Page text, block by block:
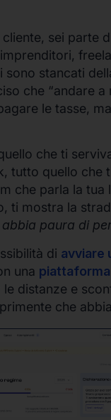
sei parte
sono stancati
che “andare a
le tasse, ma
che ti
tutto quello che
che parla la tua
ti mostra la
paura di
di avviare
una
distanze e
che